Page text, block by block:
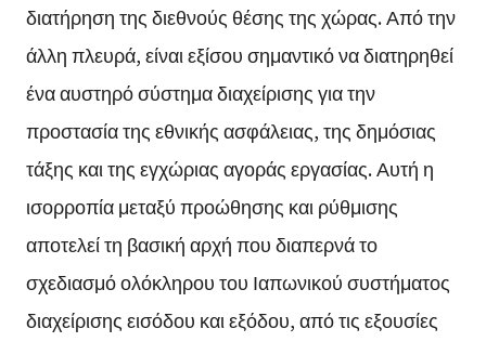
διατήρηση της διεθνούς θέσης της χώρας. Από την
άλλη πλευρά, είναι εξίσου σημαντικό να διατηρηθεί
ένα αυστηρό σύστημα διαχείρισης για την
προστασία της εθνικής ασφάλειας, της δημόσιας
τάξης και της εγχώριας αγοράς εργασίας. Αυτή η
ισορροπία μεταξύ προώθησης και ρύθμισης
αποτελεί τη βασική αρχή που διαπερνά το
σχεδιασμό ολόκληρου του Ιαπωνικού συστήματος
διαχείρισης εισόδου και εξόδου, από τις εξουσίες